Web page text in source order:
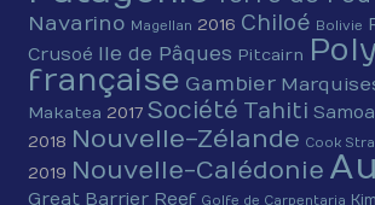
Navarino Magellan 2016 Chiloé Bolivie
Crusoé
Ile de Pâques Pitcairn
française Gambier
Makatea 2017Société Tahiti Samoa
2018 Nouvelle-Zélande Cook
2019 Nouvelle-Calédonie
Great Barrier Reef Golfe de Carpentaria